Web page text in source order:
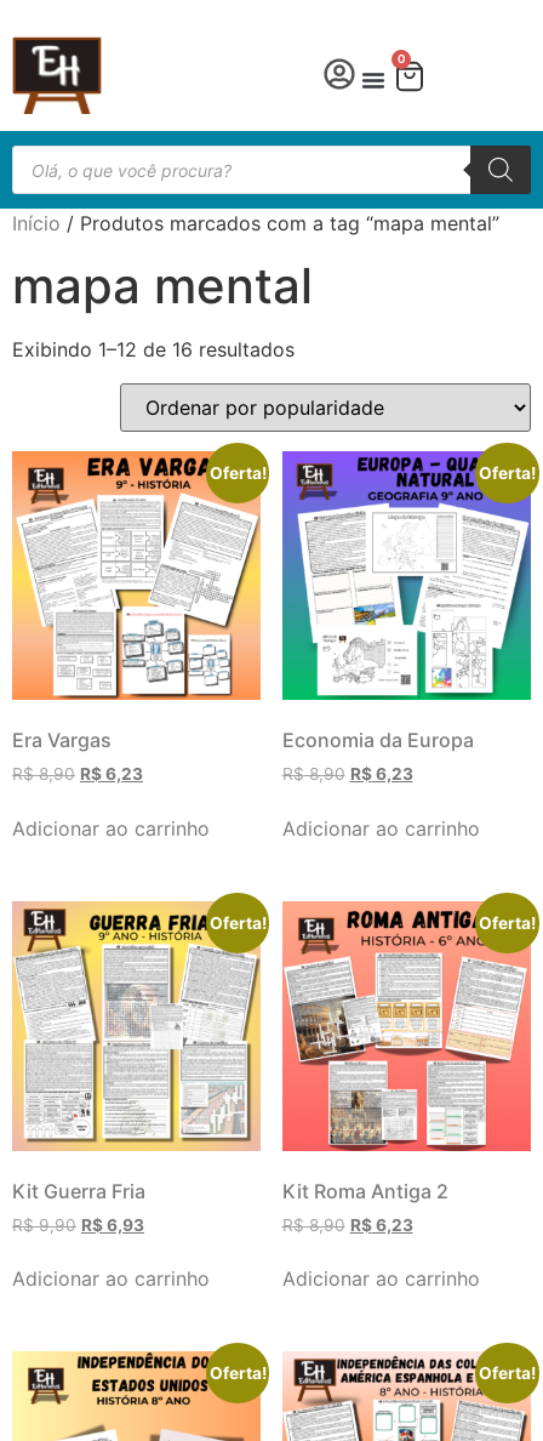
0
Início / Produtos marcados com a tag “mapa mental”
mapa mental
Exibindo 1–12 de 16 resultados
Oferta!
Era Vargas
R$8,90 R$6,23
Adicionar ao carrinho
Oferta!
Economia da Europa
R$8,90 R$6,23
Adicionar ao carrinho
Oferta!
Kit Guerra Fria
R$9,90 R$6,93
Adicionar ao carrinho
Oferta!
Kit Roma Antiga 2
R$8,90 R$6,23
Adicionar ao carrinho
Oferta! Oferta!